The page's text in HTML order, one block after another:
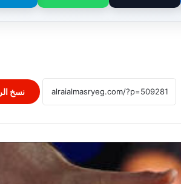
نسخ